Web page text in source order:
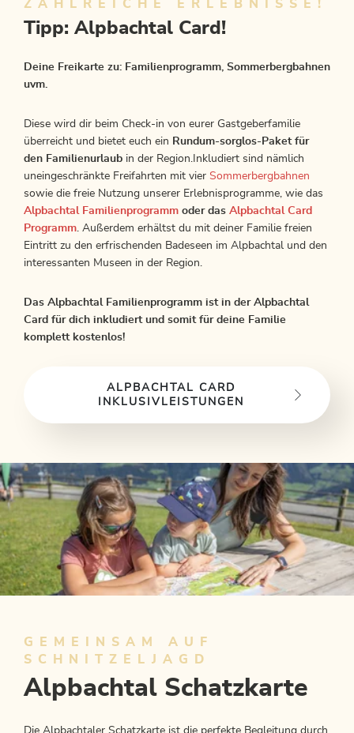
ZAHLREICHE ERLEBNISSE!
Tipp: Alpbachtal Card!
Deine Freikarte zu: Familienprogramm, Sommerbergbahnen
uvm.
Diese wird dir beim Check-in von eurer Gastgeberfamilie
überreicht und bietet euch ein Rundum-sorglos-Paket für
den Familienurlaub in der Region.Inkludiert sind nämlich
uneingeschränkte Freifahrten mit vier Sommerbergbahnen
sowie die freie Nutzung unserer Erlebnisprogramme, wie das
Alpbachtal Familienprogramm oder das Alpbachtal Card
Programm. Außerdem erhältst du mit deiner Familie freien
Eintritt zu den erfrischenden Badeseen im Alpbachtal und den
interessanten Museen in der Region.
Das Alpbachtal Familienprogramm ist in der Alpbachtal
Card für dich inkludiert und somit für deine Familie
komplett kostenlos!
ALPBACHTAL CARD
INKLUSIVLEISTUNGEN
GEMEINSAM AUF
SCHNITZELJAGD
Alpbachtal Schatzkarte
Die Alpbachtaler Schatzkarte ist die perfekte Begleitung durch